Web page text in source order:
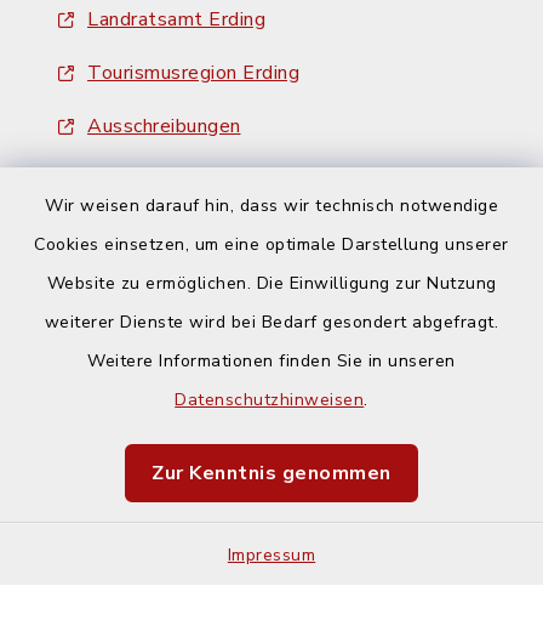
Wir weisen darauf hin, dass wir technisch notwendige
Cookies einsetzen, um eine optimale Darstellung unserer
Website zu ermöglichen. Die Einwilligung zur Nutzung
weiterer Dienste wird bei Bedarf gesondert abgefragt.
Weitere Informationen finden Sie in unseren
Datenschutzhinweisen.
Zur Kenntnis genommen
Impressum
Landratsamt Erding
Tourismusregion Erding
Ausschreibungen
Barrierefreiheit
Impressum
Sitemap